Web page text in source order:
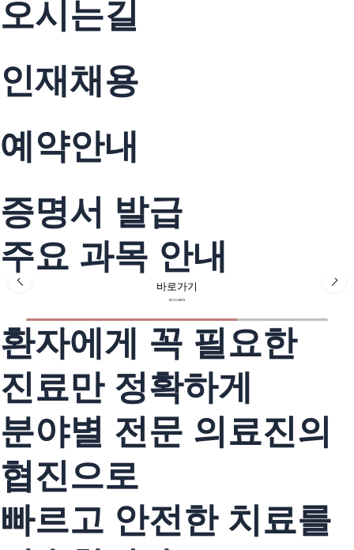
오시는길
인재채용
예약안내
증명서 발급
주요 과목 안내
일반외과
일상
속
질환의
및
수술
바로가기
환자에게 꼭 필요한
진료만 정확하게
분야별 전문 의료진의
협진으로
빠르고 안전한 치료를